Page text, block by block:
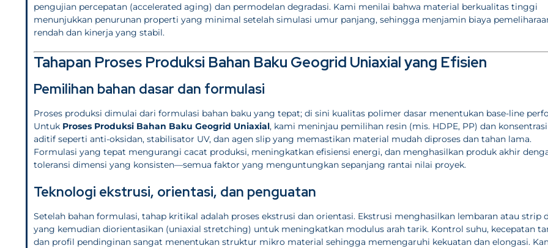
pengujian percepatan (accelerated aging) dan permodelan degradasi. Kami menilai bahwa material berkualitas tinggi
menunjukkan penurunan properti yang minimal setelah simulasi umur panjang, sehingga menjamin biaya
rendah dan kinerja yang stabil.
Tahapan Proses Produksi Bahan Baku Geogrid Uniaxial yang Efisien
Pemilihan bahan dasar dan formulasi
Proses produksi dimulai dari formulasi bahan baku yang tepat; di sini kualitas polimer dasar menentukan base-line
Untuk Proses Produksi Bahan Baku Geogrid Uniaxial, kami meninjau pemilihan resin (mis. HDPE, PP) dan konsentrasi
aditif seperti anti-oksidan, stabilisator UV, dan agen slip yang memastikan material mudah diproses dan tahan lama.
Formulasi yang tepat mengurangi cacat produksi, meningkatkan efisiensi energi, dan menghasilkan produk akhir
toleransi dimensi yang konsisten—semua faktor yang menguntungkan sepanjang rantai nilai proyek.
Teknologi ekstrusi, orientasi, dan penguatan
Setelah bahan formulasi, tahap kritikal adalah proses ekstrusi dan orientasi. Ekstrusi menghasilkan lembaran atau strip
yang kemudian diorientasikan (uniaxial stretching) untuk meningkatkan modulus arah tarik. Kontrol suhu, kecepatan
dan profil pendinginan sangat menentukan struktur mikro material sehingga memengaruhi kekuatan dan elongasi.